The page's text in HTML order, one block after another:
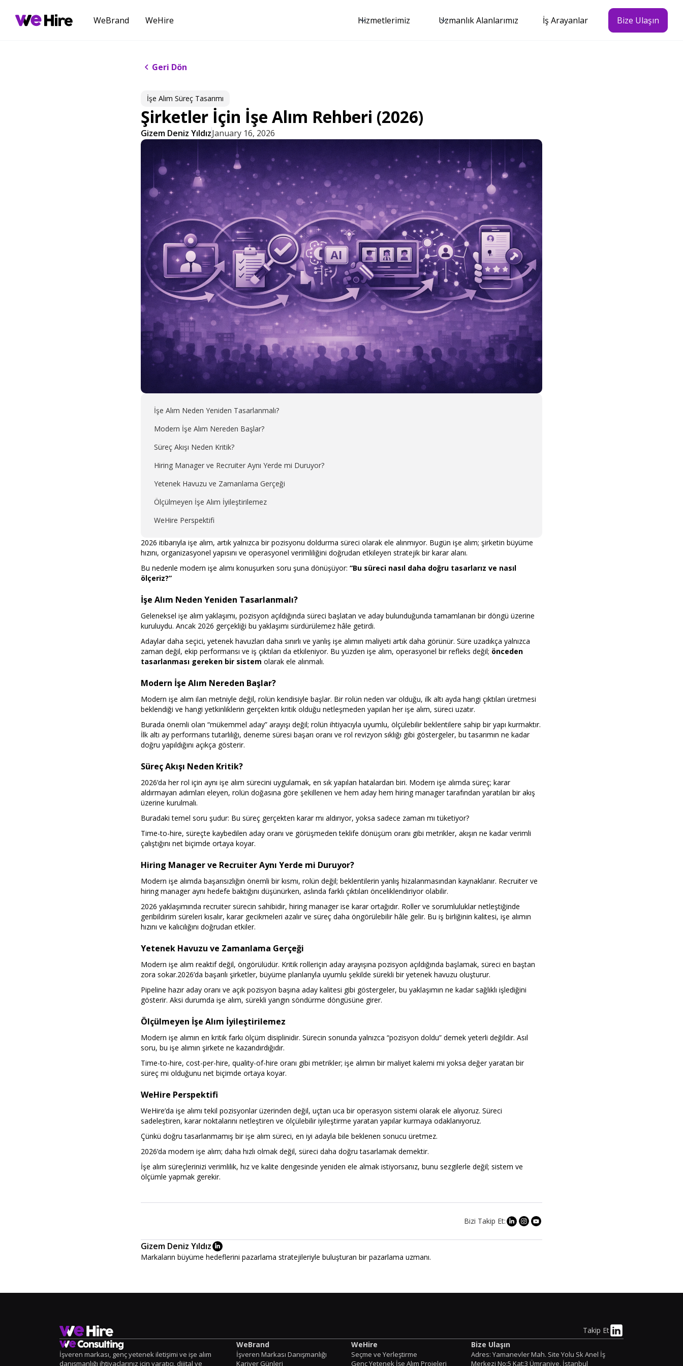
WeBrand WeHire Hizmetlerimiz Uzmanlık Alanlarımız İş Arayanlar Bize Ulaşın
Geri Dön
İşe Alım ​Süreç Tasarımı​
Şirketler İçin İşe Alım Rehberi (2026)
Gizem Deniz YıldızJanuary 16, 2026
İşe Alım Neden Yeniden Tasarlanmalı?
Modern İşe Alım Nereden Başlar?
Süreç Akışı Neden Kritik?
Hiring Manager ve Recruiter Aynı Yerde mi Duruyor?
Yetenek Havuzu ve Zamanlama Gerçeği
Ölçülmeyen İşe Alım İyileştirilemez
WeHire Perspektifi
2026 itibarıyla işe alım, artık yalnızca bir pozisyonu doldurma süreci olarak ele alınmıyor. Bugün işe alım; şirketin büyüme
hızını, organizasyonel yapısını ve operasyonel verimliliğini doğrudan etkileyen stratejik bir karar alanı.
Bu nedenle modern işe alımı konuşurken soru şuna dönüşüyor: “Bu süreci nasıl daha doğru tasarlarız ve nasıl
ölçeriz?”
İşe Alım Neden Yeniden Tasarlanmalı?
Geleneksel işe alım yaklaşımı, pozisyon açıldığında süreci başlatan ve aday bulunduğunda tamamlanan bir döngü üzerine
kuruluydu. Ancak 2026 gerçekliği bu yaklaşımı sürdürülemez hâle getirdi.
Adaylar daha seçici, yetenek havuzları daha sınırlı ve yanlış işe alımın maliyeti artık daha görünür. Süre uzadıkça yalnızca
zaman değil, ekip performansı ve iş çıktıları da etkileniyor. Bu yüzden işe alım, operasyonel bir refleks değil; önceden
tasarlanması gereken bir sistem olarak ele alınmalı.
Modern İşe Alım Nereden Başlar?
Modern işe alım ilan metniyle değil, rolün kendisiyle başlar. Bir rolün neden var olduğu, ilk altı ayda hangi çıktıları üretmesi
beklendiği ve hangi yetkinliklerin gerçekten kritik olduğu netleşmeden yapılan her işe alım, süreci uzatır.
Burada önemli olan “mükemmel aday” arayışı değil; rolün ihtiyacıyla uyumlu, ölçülebilir beklentilere sahip bir yapı kurmaktır.
İlk altı ay performans tutarlılığı, deneme süresi başarı oranı ve rol revizyon sıklığı gibi göstergeler, bu tasarımın ne kadar
doğru yapıldığını açıkça gösterir.
Süreç Akışı Neden Kritik?
2026’da her rol için aynı işe alım sürecini uygulamak, en sık yapılan hatalardan biri. Modern işe alımda süreç; karar
aldırmayan adımları eleyen, rolün doğasına göre şekillenen ve hem aday hem hiring manager tarafından yaratılan bir akış
üzerine kurulmalı.
Buradaki temel soru şudur: Bu süreç gerçekten karar mı aldırıyor, yoksa sadece zaman mı tüketiyor?
Time-to-hire, süreçte kaybedilen aday oranı ve görüşmeden teklife dönüşüm oranı gibi metrikler, akışın ne kadar verimli
çalıştığını net biçimde ortaya koyar.
Hiring Manager ve Recruiter Aynı Yerde mi Duruyor?
Modern işe alımda başarısızlığın önemli bir kısmı, rolün değil; beklentilerin yanlış hizalanmasından kaynaklanır. Recruiter ve
hiring manager aynı hedefe baktığını düşünürken, aslında farklı çıktıları önceliklendiriyor olabilir.
2026 yaklaşımında recruiter sürecin sahibidir, hiring manager ise karar ortağıdır. Roller ve sorumluluklar netleştiğinde
geribildirim süreleri kısalır, karar gecikmeleri azalır ve süreç daha öngörülebilir hâle gelir. Bu iş birliğinin kalitesi, işe alımın
hızını ve kalıcılığını doğrudan etkiler.
Yetenek Havuzu ve Zamanlama Gerçeği
Modern işe alım reaktif değil, öngörülüdür. Kritik rolleriçin aday arayışına pozisyon açıldığında başlamak, süreci en baştan
zora sokar.2026’da başarılı şirketler, büyüme planlarıyla uyumlu şekilde sürekli bir yetenek havuzu oluşturur.
Pipeline hazır aday oranı ve açık pozisyon başına aday kalitesi gibi göstergeler, bu yaklaşımın ne kadar sağlıklı işlediğini
gösterir. Aksi durumda işe alım, sürekli yangın söndürme döngüsüne girer.
Ölçülmeyen İşe Alım İyileştirilemez
Modern işe alımın en kritik farkı ölçüm disiplinidir. Sürecin sonunda yalnızca “pozisyon doldu” demek yeterli değildir. Asıl
soru, bu işe alımın şirkete ne kazandırdığıdır.
Time-to-hire, cost-per-hire, quality-of-hire oranı gibi metrikler; işe alımın bir maliyet kalemi mi yoksa değer yaratan bir
süreç mi olduğunu net biçimde ortaya koyar.
WeHire Perspektifi
WeHire’da işe alımı tekil pozisyonlar üzerinden değil, uçtan uca bir operasyon sistemi olarak ele alıyoruz. Süreci
sadeleştiren, karar noktalarını netleştiren ve ölçülebilir iyileştirme yaratan yapılar kurmaya odaklanıyoruz.
Çünkü doğru tasarlanmamış bir işe alım süreci, en iyi adayla bile beklenen sonucu üretmez.
2026’da modern işe alım; daha hızlı olmak değil, süreci daha doğru tasarlamak demektir.
İşe alım süreçlerinizi verimlilik, hız ve kalite dengesinde yeniden ele almak istiyorsanız, bunu sezgilerle değil; sistem ve
ölçümle yapmak gerekir.
Bizi Takip Et:
Gizem Deniz Yıldız
Markaların büyüme hedeflerini pazarlama stratejileriyle buluşturan bir pazarlama uzmanı.
Takip Et
İşveren markası, genç yetenek iletişimi ve işe alım
danışmanlığı ihtiyaçlarınız için yaratıcı, dijital ve
WeBrand
İşveren Markası Danışmanlığı
Kariyer Günleri
WeHire
Seçme ve Yerleştirme
Genç Yetenek İşe Alım Projeleri
Bize Ulaşın
Adres: Yamanevler Mah. Site Yolu Sk Anel İş
Merkezi No:5 Kat:3 Ümraniye, İstanbul